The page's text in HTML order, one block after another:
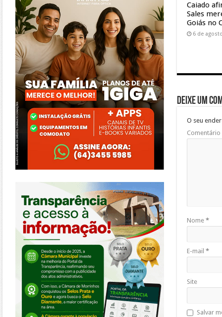
Caiado
Sales
Goiás no
6 de
Deixe um
O seu
Comentário
Nome *
E-mail *
Site
Salvar
https://morrinhos.go.leg.br/